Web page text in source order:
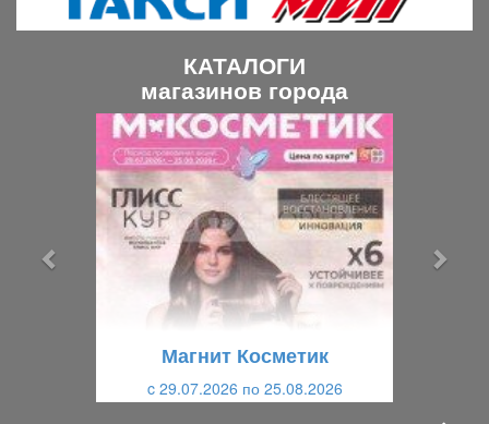
КАТАЛОГИ
магазинов города
Магнит Косметик
c 29.07.2026 по 25.08.2026